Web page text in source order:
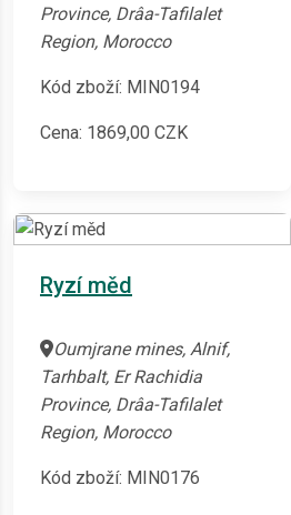
Province, Drâa-Tafilalet
Region, Morocco
Kód zboží: MIN0194
Cena: 1869,00 CZK
Ryzí měd
Oumjrane mines, Alnif,
Tarhbalt, Er Rachidia
Province, Drâa-Tafilalet
Region, Morocco
Kód zboží: MIN0176